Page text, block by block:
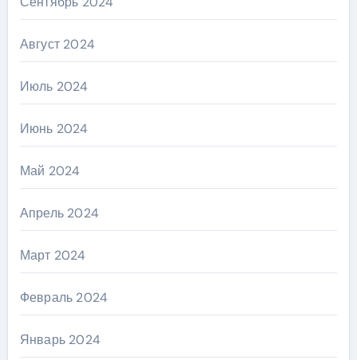
Август 2024
Июль 2024
Июнь 2024
Май 2024
Апрель 2024
Март 2024
Февраль 2024
Январь 2024